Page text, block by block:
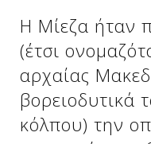
Δείτε μας:
Δείτε μας:
Δείτε μας:
Δείτε μας:
Δείτε μας:
Δείτε μας:
Δείτε μας:
Η Μίεζα ήταν
(έτσι
αρχαίας
βορειοδυτικά
κόλπου) την